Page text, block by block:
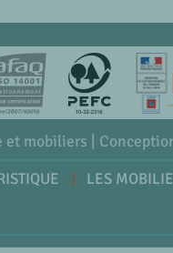
mobiliers |
LES